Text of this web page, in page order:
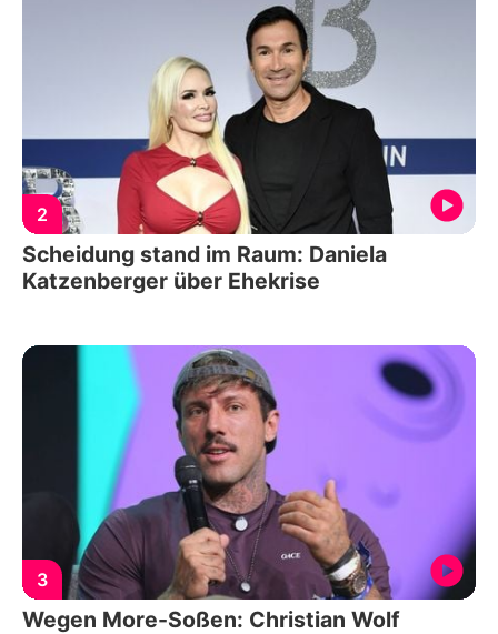
2
Scheidung stand im Raum: Daniela
Katzenberger über Ehekrise
3
Wegen More-Soßen: Christian Wolf